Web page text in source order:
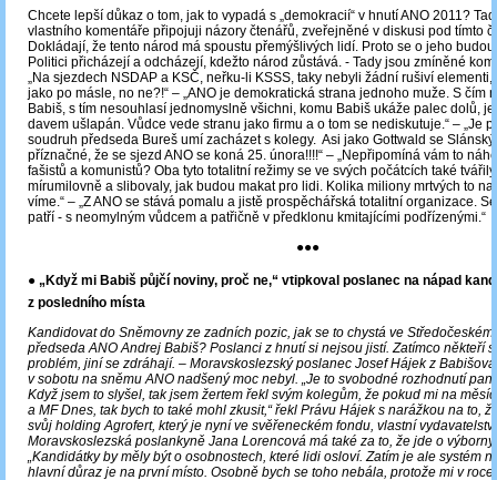
Chcete lepší důkaz o tom, jak to vypadá s „demokracií“ v hnutí ANO 2011?
vlastního komentáře připojuji názory čtenářů, zveřejněné v diskusi pod tímto
Dokládají, že tento národ má spoustu přemýšlivých lidí. Proto se o jeho
Politici přicházejí a odcházejí, kdežto národ zůstává. - Tady jsou zmíněné
„Na sjezdech NSDAP a KSČ, neřku-li KSSS, taky nebyli žádní rušiví
jako po másle, no ne?!“ – „ANO je demokratická strana jednoho muže. S čím
Babiš, s tím nesouhlasí jednomyslně všichni, komu Babiš ukáže palec dolů,
davem ušlapán. Vůdce vede stranu jako firmu a o tom se nediskutuje.“ – „Je
soudruh předseda Bureš umí zacházet s kolegy. Asi jako Gottwald se
příznačné, že se sjezd ANO se koná 25. února!!!!“ – „Nepřipomíná vám to
fašistů a komunistů? Oba tyto totalitní režimy se ve svých počátcích také
mírumilovně a slibovaly, jak budou makat pro lidi. Kolika miliony mrtvých to
víme.“ – „Z ANO se stává pomalu a jistě prospěchářská totalitní organizace.
patří - s neomylným vůdcem a patřičně v předklonu kmitajícími podřízenými.“
●●●
● „Když mi Babiš půjčí noviny, proč ne,“ vtipkoval poslanec na nápad
z posledního místa
Kandidovat do Sněmovny ze zadních pozic, jak se to chystá ve
předseda ANO Andrej Babiš? Poslanci z hnutí si nejsou jistí. Zatímco někteří
problém, jiní se zdráhají. ‒ Moravskoslezský poslanec Josef Hájek z
v sobotu na sněmu ANO nadšený moc nebyl. „Je to svobodné rozhodnutí
Když jsem to slyšel, tak jsem žertem řekl svým kolegům, že pokud mi na
a MF Dnes, tak bych to také mohl zkusit,“ řekl Právu Hájek s narážkou na to,
svůj holding Agrofert, který je nyní ve svěřeneckém fondu, vlastní
Moravskoslezská poslankyně Jana Lorencová má také za to, že jde o
„Kandidátky by měly být o osobnostech, které lidi osloví. Zatím je ale systém
hlavní důraz je na první místo. Osobně bych se toho nebála, protože mi v